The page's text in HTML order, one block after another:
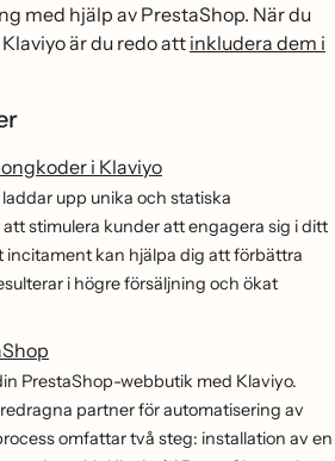
med hjälp av PrestaShop. När du
är du redo attinkludera dem i
i Klaviyo
upp unika och statiska
stimulera kunder att engagera sig i ditt
incitament kan hjälpa dig att förbättra
i högre försäljning och ökat
PrestaShop-webbutik med Klaviyo.
partner för automatisering av
omfattar två steg: installation av en